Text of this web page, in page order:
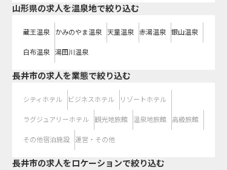
山形県の求人を温泉地で絞り込む
蔵王温泉 かみのやま温泉 天童温泉 赤湯温泉 銀山温泉
白布温泉 湯田川温泉
長井市の求人を業態で絞り込む
シティホテル ビジネスホテル リゾートホテル
ラグジュアリーホテル 観光地旅館 温泉地旅館 高級旅館
その他宿泊施設 運営・その他
長井市の求人をロケーションで絞り込む